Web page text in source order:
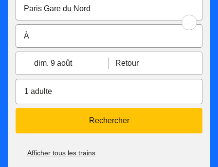
dim. 9 août Retour
1 adulte
Rechercher
Afficher tous les trains